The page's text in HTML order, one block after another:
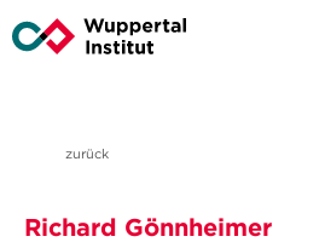
zurück
Richard Gönnheimer